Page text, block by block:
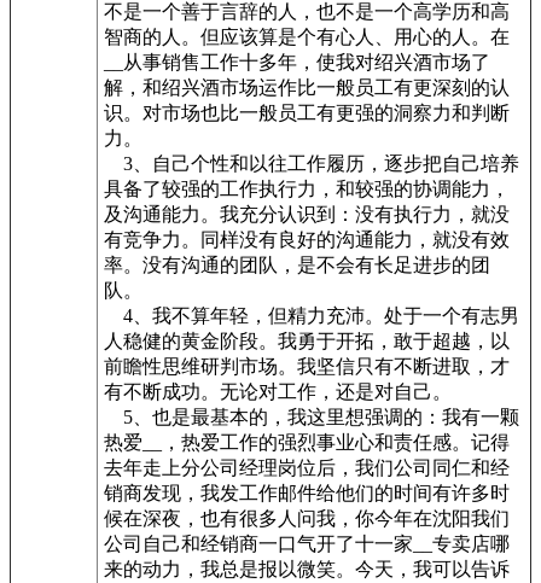
不是一个善于言辞的人，也不是一个高学历和高
智商的人。但应该算是个有心人、用心的人。在
__从事销售工作十多年，使我对绍兴酒市场了
解，和绍兴酒市场运作比一般员工有更深刻的认
识。对市场也比一般员工有更强的洞察力和判断
力。
3、自己个性和以往工作履历，逐步把自己培养
具备了较强的工作执行力，和较强的协调能力，
及沟通能力。我充分认识到：没有执行力，就没
有竞争力。同样没有良好的沟通能力，就没有效
率。没有沟通的团队，是不会有长足进步的团
队。
4、我不算年轻，但精力充沛。处于一个有志男
人稳健的黄金阶段。我勇于开拓，敢于超越，以
前瞻性思维研判市场。我坚信只有不断进取，才
有不断成功。无论对工作，还是对自己。
5、也是最基本的，我这里想强调的：我有一颗
热爱__，热爱工作的强烈事业心和责任感。记得
去年走上分公司经理岗位后，我们公司同仁和经
销商发现，我发工作邮件给他们的时间有许多时
候在深夜，也有很多人问我，你今年在沈阳我们
公司自己和经销商一口气开了十一家__专卖店哪
来的动力，我总是报以微笑。今天，我可以告诉